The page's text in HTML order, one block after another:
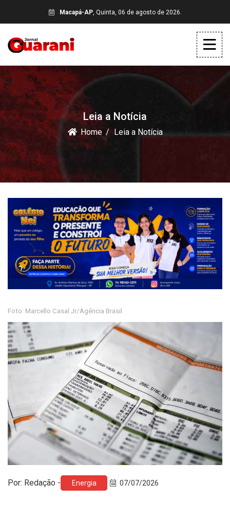
Macapá-AP, Quinta, 06 de agosto de 2026.
Leia a Notícia
Home Leia a Notícia
Foto: Marcello Casal Jr/Agência Brasil
Por: Redação - Energia 07/07/2026